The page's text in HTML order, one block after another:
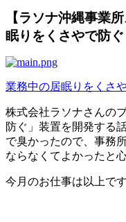
【ラソナ沖縄事業
眠りをくさやで防ぐ
業務中の居眠りをくさ
株式会社ラソナさんの
防ぐ」装置を開発する
で臭かったので、事務
ならなくてよかったと
今月のお仕事は以上です